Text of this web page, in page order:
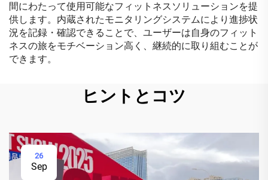
間にわたって使用可能なフィットネスソリューションを提
供します。内蔵されたモニタリングシステムにより進捗状
況を記録・確認できることで、ユーザーは自身のフィット
ネスの旅をモチベーション高く、継続的に取り組むことが
できます。
ヒントとコツ
26
Sep